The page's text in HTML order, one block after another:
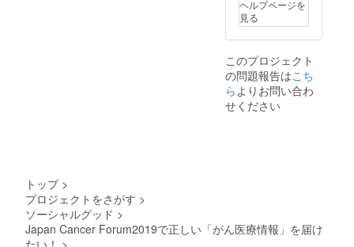
行しま
す。
ヘルプページを
見る
このプロジェクト
の問題報告はこち
らよりお問い合わ
せください
トップ >
プロジェクトをさがす >
ソーシャルグッド >
Japan Cancer Forum2019で正しい「がん医療情報」を届け